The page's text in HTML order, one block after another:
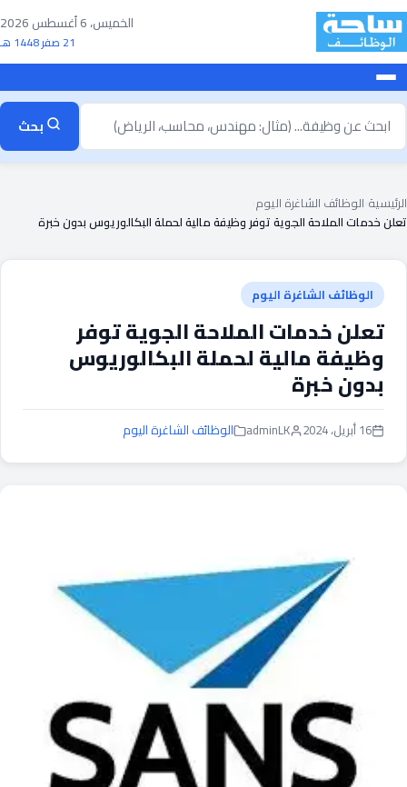
تخطى
إلى
المحتوى
الخميس، 6 أغسطس 2026
21 صفر 1448 هـ
ابحث
بحث
الرئيسية الوظائف الشاغرة اليوم
تعلن خدمات الملاحة الجوية توفر وظيفة مالية لحملة البكالوريوس بدون خبرة
الوظائف الشاغرة اليوم
تعلن خدمات الملاحة الجوية توفر
وظيفة مالية لحملة البكالوريوس
بدون خبرة
16 أبريل، 2024 adminLK الوظائف الشاغرة اليوم